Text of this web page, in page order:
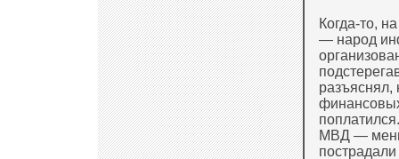
Когда-то,
— народ
разъяснял,
МВД —